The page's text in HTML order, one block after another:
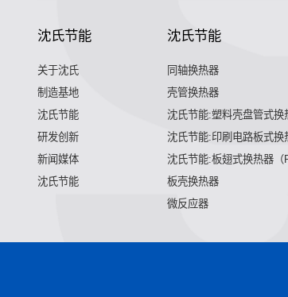
沈氏节能
关于沈氏
制造基地
沈氏节能
研发创新
新闻媒体
沈氏节能
沈氏节能
同轴换热器
壳管换热器
沈氏节能:塑料壳盘管式换
沈氏节能:印刷电路板式换
沈氏节能:板翅式换热器（
板壳换热器
微反应器